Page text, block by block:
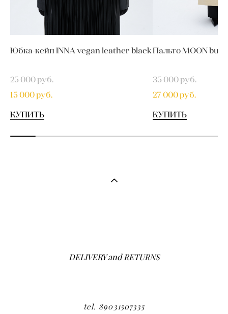
Юбка-кейп INNA vegan leather black
25 000 pуб.
15 000 pуб.
КУПИТЬ
Пальто MOON
35 000 pуб.
27 000 pуб.
КУПИТЬ
DELIVERY and RETURNS
tel. 89031507335